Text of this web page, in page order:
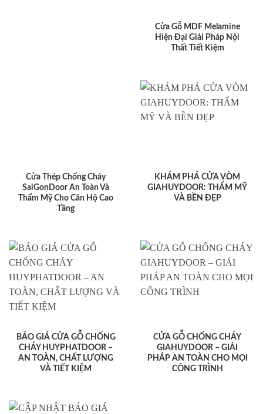
Cửa Gỗ MDF Melamine
Hiện Đại Giải Pháp Nội
Thất Tiết Kiệm
Cửa Thép Chống Cháy
SaiGonDoor An Toàn Và
Thẩm Mỹ Cho Căn Hộ Cao
Tầng
KHÁM PHÁ CỬA VÒM
GIAHUYDOOR: THẨM MỸ
VÀ BỀN ĐẸP
BÁO GIÁ CỬA GỖ CHỐNG
CHÁY HUYPHATDOOR –
AN TOÀN, CHẤT LƯỢNG
VÀ TIẾT KIỆM
CỬA GỖ CHỐNG CHÁY
GIAHUYDOOR – GIẢI
PHÁP AN TOÀN CHO MỌI
CÔNG TRÌNH